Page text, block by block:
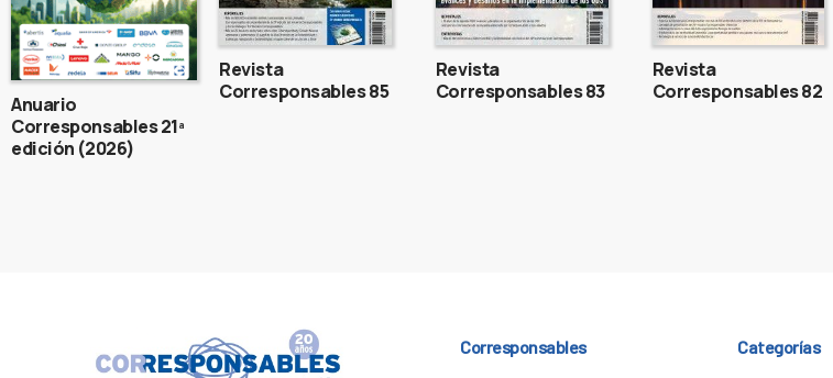
Anuario
Corresponsables 21ª
edición (2026)
Revista
Corresponsables 85
Revista
Corresponsables 83
Revista
Corresponsables 82
Corresponsables Categorías